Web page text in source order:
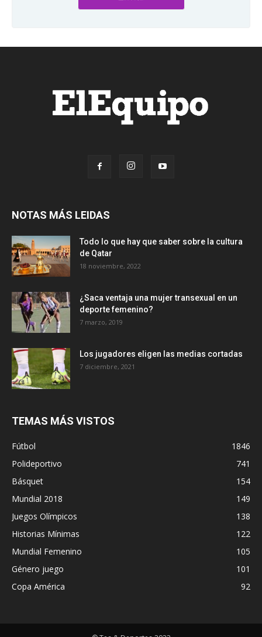
NOTAS MÁS LEIDAS
Todo lo que hay que saber sobre la cultura
de Qatar
18 noviembre, 2022
¿Saca ventaja una mujer transexual en un
deporte femenino?
7 marzo, 2019
Los jugadores eligen las medias cortadas
7 diciembre, 2021
TEMAS MÁS VISTOS
Fútbol
1846
Polideportivo
741
Básquet
154
Mundial 2018
149
Juegos Olímpicos
138
Historias Mínimas
122
Mundial Femenino
105
Género juego
101
Copa América
92